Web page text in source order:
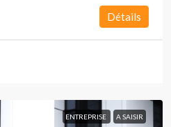
Détails
ENTREPRISE A SAISIR